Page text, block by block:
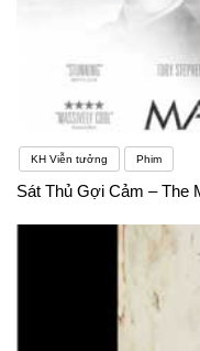
KH Viễn tưởng Phim
Sát Thủ Gợi Cảm – The